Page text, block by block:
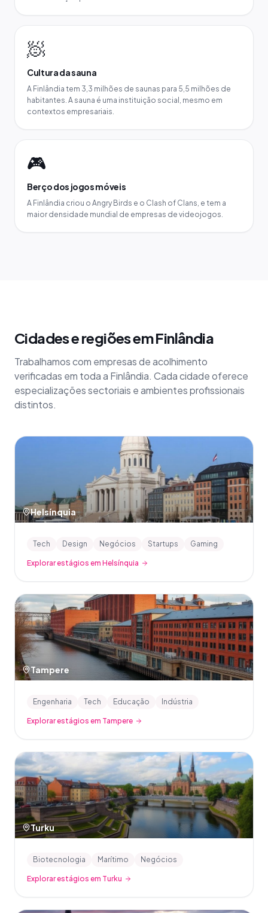
🧖
Cultura da sauna
A Finlândia tem 3,3 milhões de saunas para 5,5 milhões de
habitantes. A sauna é uma instituição social, mesmo em
contextos empresariais.
🎮
Berço dos jogos móveis
A Finlândia criou o Angry Birds e o Clash of Clans, e tem a
maior densidade mundial de empresas de videojogos.
Cidades e regiões em Finlândia
Trabalhamos com empresas de acolhimento
verificadas em toda a Finlândia. Cada cidade oferece
especializações sectoriais e ambientes profissionais
distintos.
Helsínquia
Tech Design Negócios Startups Gaming
Explorar estágios em Helsínquia
Tampere
Engenharia Tech Educação Indústria
Explorar estágios em Tampere
Turku
Biotecnologia Marítimo Negócios
Explorar estágios em Turku